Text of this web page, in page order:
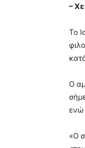
–
Το
Ο
ενώ
«Ο